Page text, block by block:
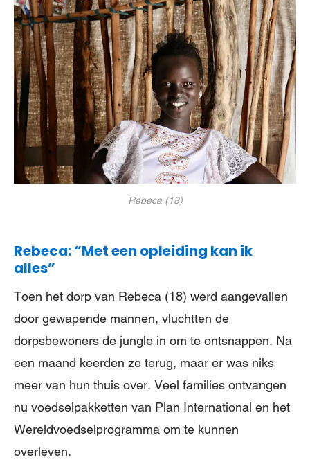
Rebeca (18)
Rebeca: “Met een opleiding kan ik
alles”
Toen het dorp van Rebeca (18) werd aangevallen
door gewapende mannen, vluchtten de
dorpsbewoners de jungle in om te ontsnappen. Na
een maand keerden ze terug, maar er was niks
meer van hun thuis over. Veel families ontvangen
nu voedselpakketten van Plan International en het
Wereldvoedselprogramma om te kunnen
overleven.